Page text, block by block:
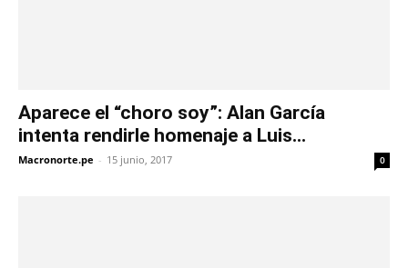
Aparece el “choro soy”: Alan García
intenta rendirle homenaje a Luis...
Macronorte.pe - 15 junio, 2017 0